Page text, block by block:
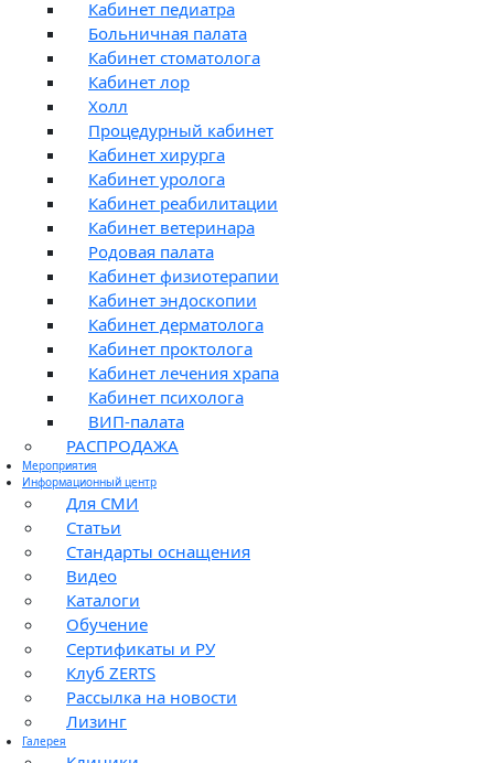
Кабинет педиатра
Больничная палата
Кабинет стоматолога
Кабинет лор
Холл
Процедурный кабинет
Кабинет хирурга
Кабинет уролога
Кабинет реабилитации
Кабинет ветеринара
Родовая палата
Кабинет физиотерапии
Кабинет эндоскопии
Кабинет дерматолога
Кабинет проктолога
Кабинет лечения храпа
Кабинет психолога
ВИП-палата
РАСПРОДАЖА
Мероприятия
Информационный центр
Для СМИ
Статьи
Стандарты оснащения
Видео
Каталоги
Обучение
Сертификаты и РУ
Клуб ZERTS
Рассылка на новости
Лизинг
Галерея